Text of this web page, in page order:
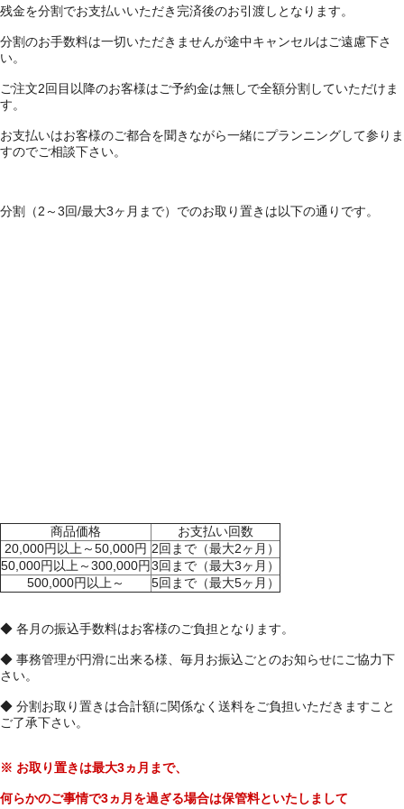
残金を分割でお支払いいただき完済後のお引渡しとなります。
分割のお手数料は一切いただきませんが途中キャンセルはご遠慮下さ
い。
ご注文2回目以降のお客様はご予約金は無しで全額分割していただけま
す。
お支払いはお客様のご都合を聞きながら一緒にプランニングして参りま
すのでご相談下さい。
分割（2～3回/最大3ヶ月まで）でのお取り置きは以下の通りです。
商品価格
お支払い回数
20,000円以上～50,000円 2回まで（最大2ヶ月）
50,000円以上～300,000円3回まで（最大3ヶ月）
500,000円以上～
5回まで（最大5ヶ月）
◆ 各月の振込手数料はお客様のご負担となります。
◆ 事務管理が円滑に出来る様、毎月お振込ごとのお知らせにご協力下
さい。
◆ 分割お取り置きは合計額に関係なく送料をご負担いただきますこと
ご了承下さい。
※ お取り置きは最大3ヵ月まで、
何らかのご事情で3ヵ月を過ぎる場合は保管料といたしまして